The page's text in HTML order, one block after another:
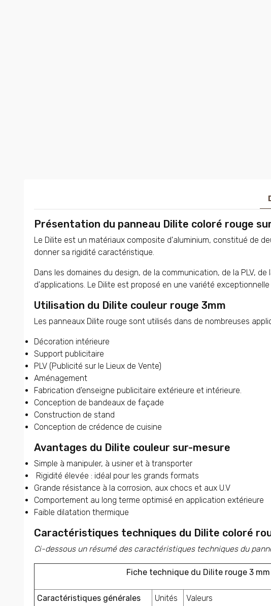
Présentation du panneau Dilite coloré rouge
Le Dilite est un matériaux composite d'aluminium, constitué de
donner sa rigidité caractéristique.
Dans les domaines du design, de la communication, de la PLV,
d'applications. Le Dilite est proposé en une variété
Utilisation du Dilite couleur rouge 3mm
Les panneaux Dilite rouge sont utilisés dans de nombreuses
Décoration intérieure
Support publicitaire
PLV (Publicité sur le Lieux de Vente)
Aménagement
Fabrication d'enseigne publicitaire extérieure et intérieure.
Conception de bandeaux de façade
Construction de stand
Conception de crédence de cuisine
Avantages du Dilite couleur sur-mesure
Simple à manipuler, à usiner et à transporter
Rigidité élevée : idéal pour les grands formats
Grande résistance à la corrosion, aux chocs et aux U.V
Comportement au long terme optimisé en application extérieure
Faible dilatation thermique
Caractéristiques techniques du Dilite coloré
Ci-dessous un résumé des caractéristiques techniques du
Fiche technique du Dilite rouge 3 mm
Caractéristiques générales Unités Valeurs